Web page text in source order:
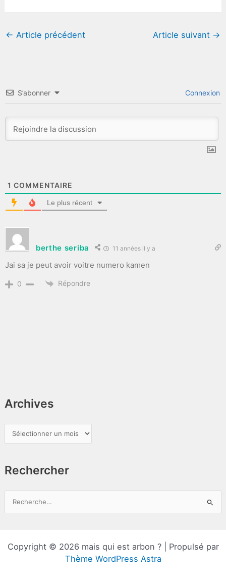
Archives
r
h
Rechercher
← Article précédent Article suivant →
S’abonner Connexion
1 COMMENTAIRE
Le plus récent
berthe seriba 11 années il y a
Jai sa je peut avoir voitre numero kamen
0 Répondre
Copyright © 2026 mais qui est arbon ? | Propulsé par
Thème WordPress Astra